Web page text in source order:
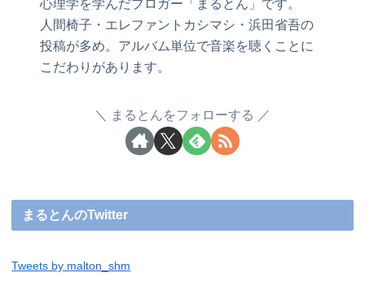
心理学を学んだブロガー「まるとん」です。
人間椅子・エレファントカシマシ・浜田省吾の
投稿が多め。アルバム単位で音楽を聴くことに
こだわりがあります。
まるとんをフォローする
まるとんのTwitter
Tweets by malton_shm